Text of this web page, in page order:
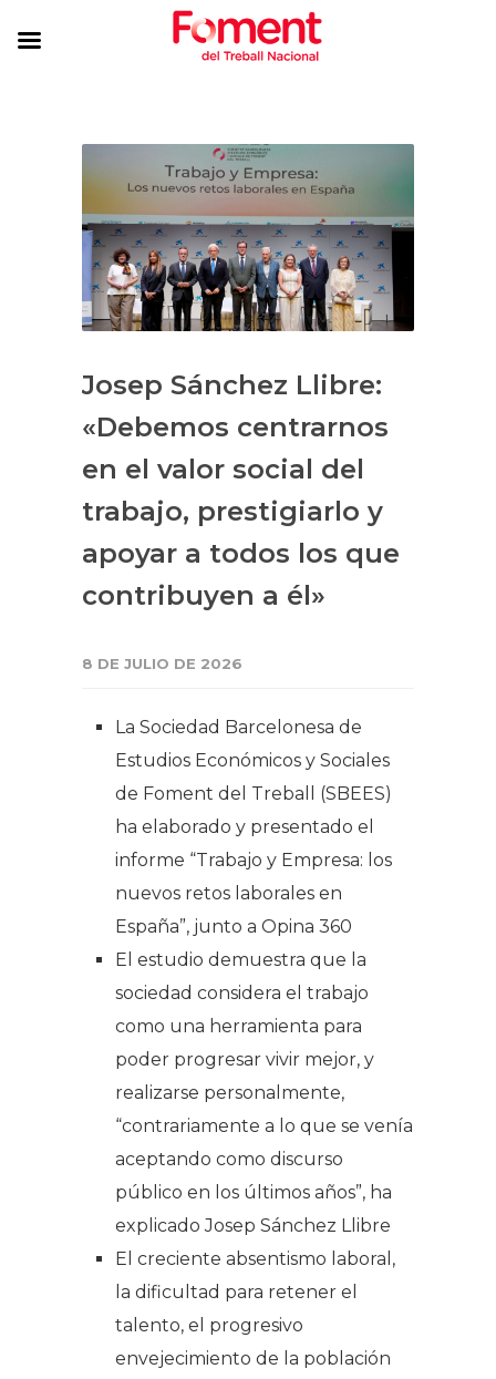
Josep Sánchez Llibre:
«Debemos centrarnos
en el valor social del
trabajo, prestigiarlo y
apoyar a todos los que
contribuyen a él»
8 DE JULIO DE 2026
La Sociedad Barcelonesa de
Estudios Económicos y Sociales
de Foment del Treball (SBEES)
ha elaborado y presentado el
informe “Trabajo y Empresa: los
nuevos retos laborales en
España”, junto a Opina 360
El estudio demuestra que la
sociedad considera el trabajo
como una herramienta para
poder progresar vivir mejor, y
realizarse personalmente,
“contrariamente a lo que se venía
aceptando como discurso
público en los últimos años”, ha
explicado Josep Sánchez Llibre
El creciente absentismo laboral,
la dificultad para retener el
talento, el progresivo
envejecimiento de la población